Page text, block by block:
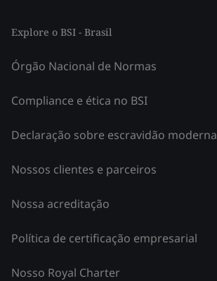
Explore o BSI - Brasil
Órgão Nacional de Normas
Compliance e ética no BSI
Declaração sobre escravidão moderna
Nossos clientes e parceiros
Nossa acreditação
Política de certificação empresarial
Nosso Royal Charter